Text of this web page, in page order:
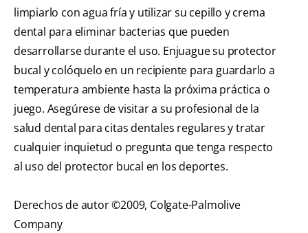
limpiarlo con agua fría y utilizar su cepillo y crema
dental para eliminar bacterias que pueden
desarrollarse durante el uso. Enjuague su protector
bucal y colóquelo en un recipiente para guardarlo a
temperatura ambiente hasta la próxima práctica o
juego. Asegúrese de visitar a su profesional de la
salud dental para citas dentales regulares y tratar
cualquier inquietud o pregunta que tenga respecto
al uso del protector bucal en los deportes.
Derechos de autor ©2009, Colgate-Palmolive
Company